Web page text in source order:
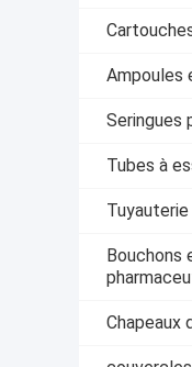
Ampoules
Seringues
Tubes à
Bouchons
Chapeaux